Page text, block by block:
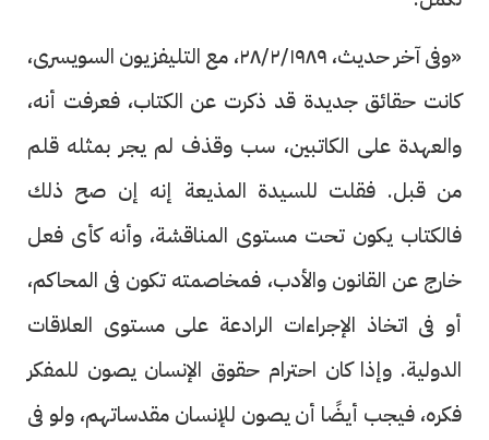
«وفى آخر حديث، ٢٨/٢/١٩٨٩، مع التليفزيون السويسرى،
كانت حقائق جديدة قد ذكرت عن الكتاب، فعرفت أنه،
والعهدة على الكاتبين، سب وقذف لم يجر بمثله قلم
من قبل. فقلت للسيدة المذيعة إنه إن صح ذلك
فالكتاب يكون تحت مستوى المناقشة، وأنه كأى فعل
خارج عن القانون والأدب، فمخاصمته تكون فى المحاكم،
أو فى اتخاذ الإجراءات الرادعة على مستوى العلاقات
الدولية. وإذا كان احترام حقوق الإنسان يصون للمفكر
فكره، فيجب أيضًا أن يصون للإنسان مقدساتهم، ولو فى